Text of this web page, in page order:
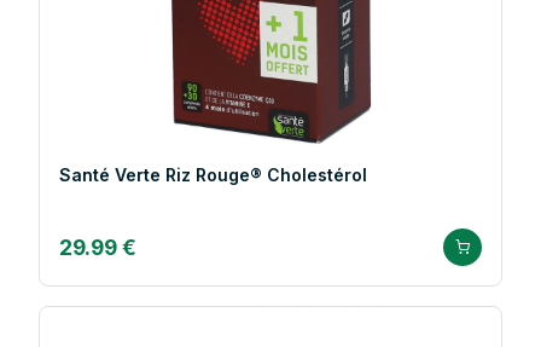
Santé Verte Riz Rouge® Cholestérol
29.99 €